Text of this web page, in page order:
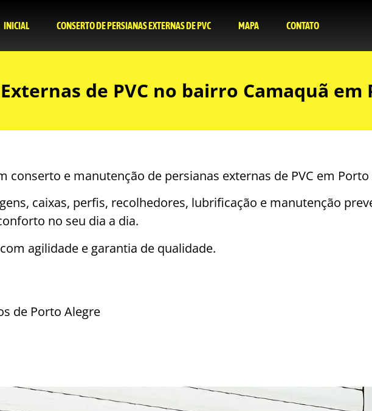
INICIAL CONSERTO DE PERSIANAS EXTERNAS DE PVC MAPA CONTATO
de PVC no bairro Camaquã em
conserto e manutenção de persianas externas de PVC em Porto
caixas, perfis, recolhedores, lubrificação e manutenção
no seu dia a dia.
agilidade e garantia de qualidade.
de Porto Alegre